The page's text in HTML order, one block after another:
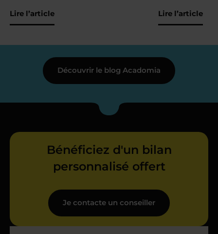
Lire l’article Lire l’article
Découvrir le blog Acadomia
Bénéficiez d'un bilan
personnalisé offert
Je contacte un conseiller